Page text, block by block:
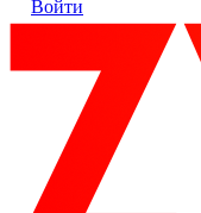
Войти